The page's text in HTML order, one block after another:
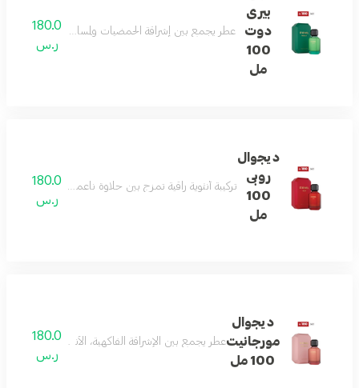
بيرى
دوت
100
مل
عطر يجمع بين إشراقة الحمضيات ولمسات غورماند
180.0
ر.س
ديجوال
روبى
100
مل
تركيبة أنثوية راقية تمزج بين حلاوة ناعمة، قلب زهري
180.0
ر.س
ديجوال
مورجانيت
100 مل
عطر يجمع بين الإشراقة الفاكهية، الأناقة الزهرية،
180.0
ر.س